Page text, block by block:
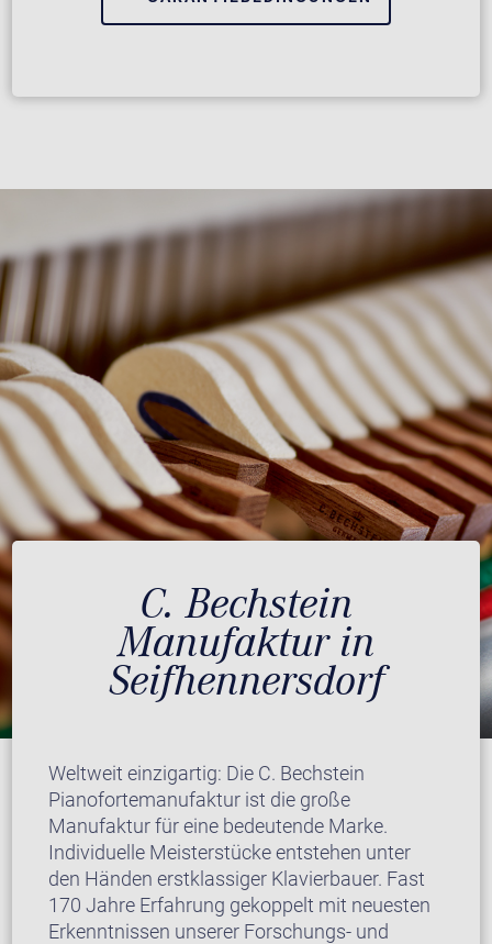
C. Bechstein
Manufaktur in
Seifhennersdorf
Weltweit einzigartig: Die C. Bechstein
Pianofortemanufaktur ist die große
Manufaktur für eine bedeutende Marke.
Individuelle Meisterstücke entstehen unter
den Händen erstklassiger Klavierbauer. Fast
170 Jahre Erfahrung gekoppelt mit neuesten
Erkenntnissen unserer Forschungs- und